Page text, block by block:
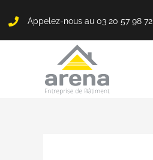
Appelez-nous au 03 20 57 98 72